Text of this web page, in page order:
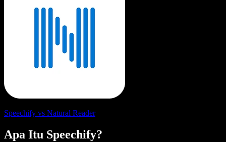
Speechify vs Natural Reader
Apa Itu Speechify?